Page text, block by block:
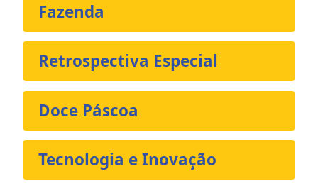
Fazenda
Retrospectiva Especial
Doce Páscoa
Tecnologia e Inovação